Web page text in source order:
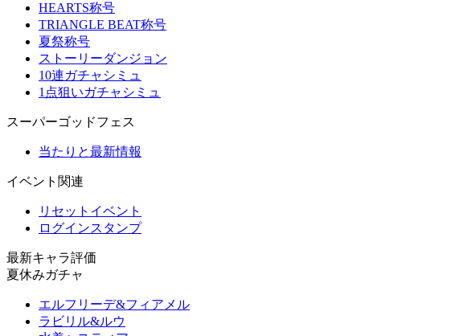
HEARTS称号
TRIANGLE BEAT称号
夏祭称号
ストーリーダンジョン
10連ガチャシミュ
1点狙いガチャシミュ
スーパーゴッドフェス
当たりと最新情報
イベント関連
リセットイベント
ログインスタンプ
最新キャラ評価
夏休みガチャ
エルフリーデ&フィアメル
ラビリル&ルウ